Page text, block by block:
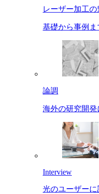
レーザー加工の
基礎から事例
論調
海外の研究開発
Interview
光のユーザー